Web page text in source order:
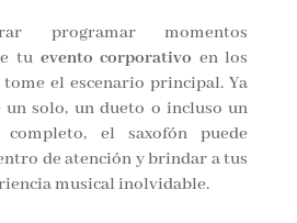
programar momentos
tu evento corporativo en los
el escenario principal. Ya
un solo, un dueto o incluso un
el saxofón puede
de atención y brindar a tus
musical inolvidable.